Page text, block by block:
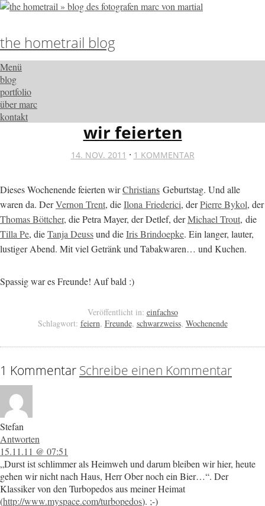
the hometrail blog
Menü
blog
portfolio
über marc
kontakt
wir feierten
14. NOV. 2011 · 1 KOMMENTAR
Dieses Wochenende feierten wirChristians Geburtstag. Und alle
waren da. DerVernon Trent, dieIlona Friederici, derPierre Bykol, der
Thomas Böttcher, die Petra Mayer, der Detlef, derMichael Trout, die
Tilla Pe, dieTanja Deussund dieIris Brindoepke. Ein langer, lauter,
lustiger Abend. Mit viel Getränk und Tabakwaren… und Kuchen.
Spassig war es Freunde! Auf bald :)
Veröffentlicht in: einfachso
Schlagwort: feiern, Freunde, schwarzweiss, Wochenende
1 Kommentar Schreibe einen Kommentar
Stefan
Antworten
15.11.11 @ 07:51
„Durst ist schlimmer als Heimweh und darum bleiben wir hier, heute
gehen wir nicht nach Haus, Herr Ober noch ein Bier…“. Der
Klassiker von den Turbopedos aus meiner Heimat
(http://www.myspace.com/turbopedos). ;-)